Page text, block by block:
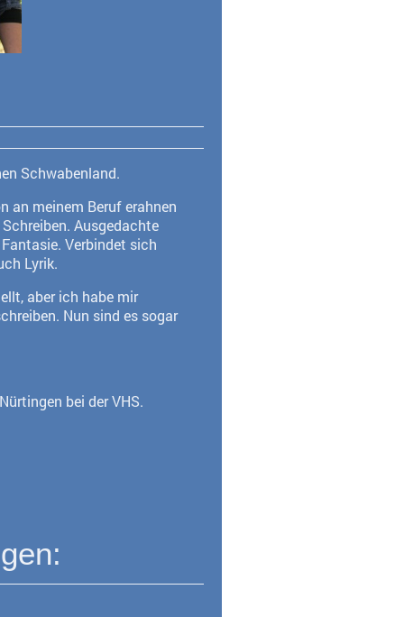
Schwabenland.
an meinem Beruf erahnen
Ausgedachte
Verbindet sich
Lyrik.
aber ich habe mir
Nun sind es sogar
bei der VHS.